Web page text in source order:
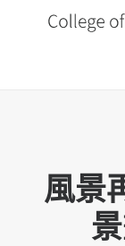
創藝院簡介
風景